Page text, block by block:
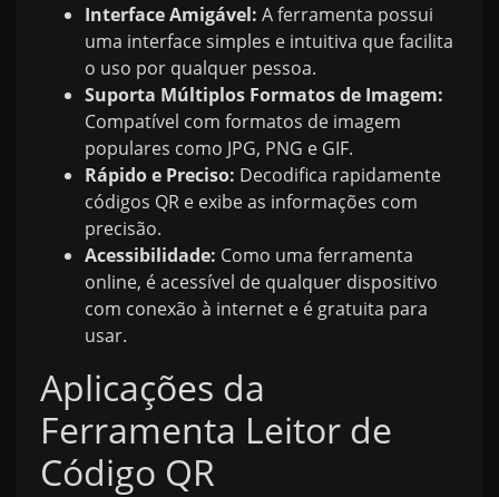
Interface Amigável: A ferramenta possui
uma interface simples e intuitiva que facilita
o uso por qualquer pessoa.
Suporta Múltiplos Formatos de Imagem:
Compatível com formatos de imagem
populares como JPG, PNG e GIF.
Rápido e Preciso: Decodifica rapidamente
códigos QR e exibe as informações com
precisão.
Acessibilidade: Como uma ferramenta
online, é acessível de qualquer dispositivo
com conexão à internet e é gratuita para
usar.
Aplicações da
Ferramenta Leitor de
Código QR